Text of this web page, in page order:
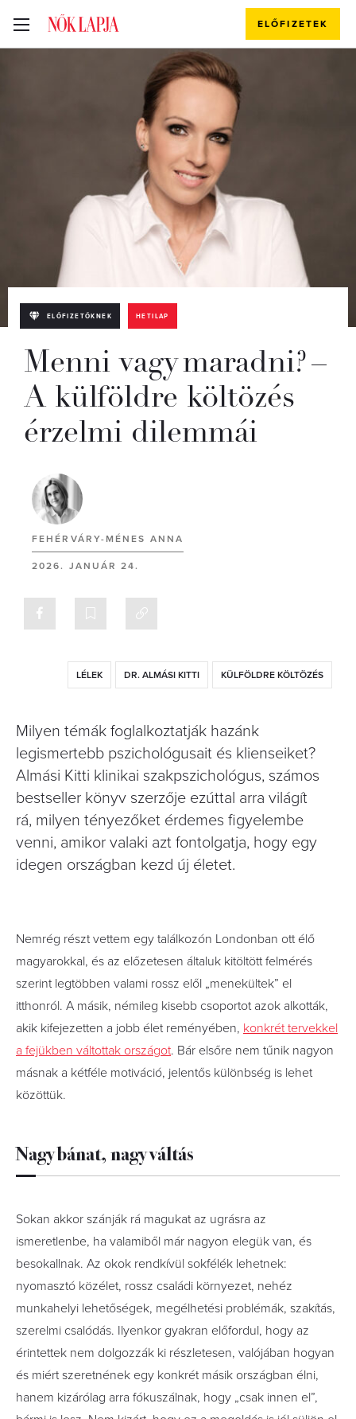
ELŐFIZETEK
ELŐFIZETŐKNEK HETILAP
Menni vagy maradni? –
A külföldre költözés
érzelmi dilemmái
FEHÉRVÁRY-MÉNES ANNA
2026. JANUÁR 24.
LÉLEK DR. ALMÁSI KITTI KÜLFÖLDRE KÖLTÖZÉS
Milyen témák foglalkoztatják hazánk
legismertebb pszichológusait és klienseiket?
Almási Kitti klinikai szakpszichológus, számos
bestseller könyv szerzője ezúttal arra világít
rá, milyen tényezőket érdemes figyelembe
venni, amikor valaki azt fontolgatja, hogy egy
idegen országban kezd új életet.
Nemrég részt vettem egy találkozón Londonban ott élő
magyarokkal, és az előzetesen általuk kitöltött felmérés
szerint legtöbben valami rossz elől „menekültek” el
itthonról. A másik, némileg kisebb csoportot azok alkották,
akik kifejezetten a jobb élet reményében, konkrét tervekkel
a fejükben váltottak országot. Bár elsőre nem tűnik nagyon
másnak a kétféle motiváció, jelentős különbség is lehet
közöttük.
Nagy bánat, nagy váltás
Sokan akkor szánják rá magukat az ugrásra az
ismeretlenbe, ha valamiből már nagyon elegük van, és
besokallnak. Az okok rendkívül sokfélék lehetnek:
nyomasztó közélet, rossz családi környezet, nehéz
munkahelyi lehetőségek, megélhetési problémák, szakítás,
szerelmi csalódás. Ilyenkor gyakran előfordul, hogy az
érintettek nem dolgozzák ki részletesen, valójában hogyan
és miért szeretnének egy konkrét másik országban élni,
hanem kizárólag arra fókuszálnak, hogy „csak innen el”,